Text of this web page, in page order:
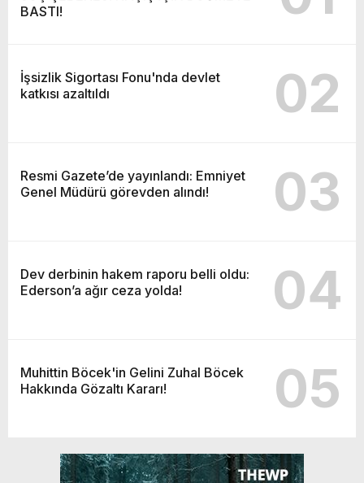
BASTI!
İşsizlik Sigortası Fonu'nda devlet
katkısı azaltıldı
02
Resmi Gazete’de yayınlandı: Emniyet
Genel Müdürü görevden alındı!
03
Dev derbinin hakem raporu belli oldu:
Ederson’a ağır ceza yolda!
04
Muhittin Böcek'in Gelini Zuhal Böcek
Hakkında Gözaltı Kararı!
05